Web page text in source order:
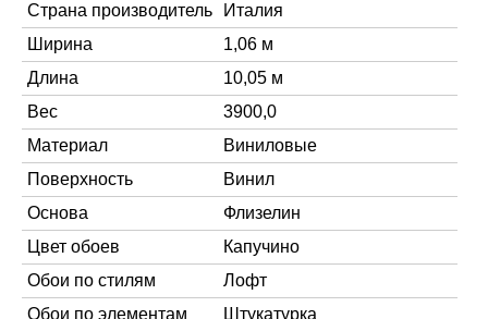
Страна производитель
Италия
Ширина
1,06 м
Длина
10,05 м
Вес
3900,0
Материал
Виниловые
Поверхность
Винил
Основа
Флизелин
Цвет обоев
Капучино
Обои по стилям
Лофт
Обои по элементам
Штукатурка